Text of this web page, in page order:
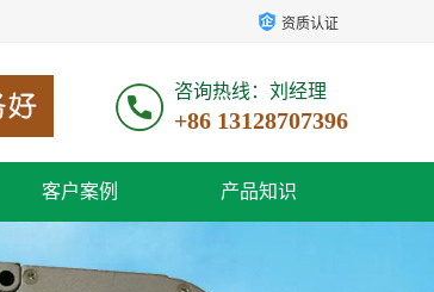
资质认证
咨询热线：刘经理
+86 13128707396
客户案例 产品知识